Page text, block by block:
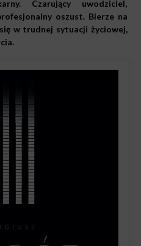
Czarujący uwodziciel,
oszust. Bierze na
w trudnej sytuacji życiowej,